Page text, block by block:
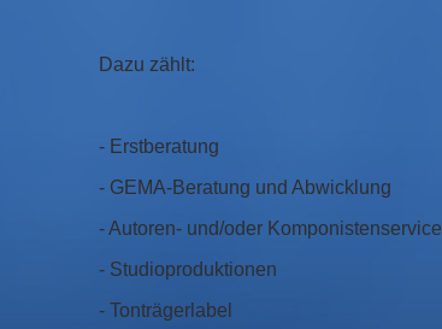
Dazu zählt:
- Erstberatung
- GEMA-Beratung und Abwicklung
- Autoren- und/oder Komponistenservice
- Studioproduktionen
- Tonträgerlabel